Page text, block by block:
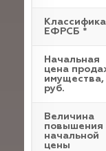
ЕФРСБ *
Начальная
цена
имущества,
руб.
Величина
повышения
начальной
цены